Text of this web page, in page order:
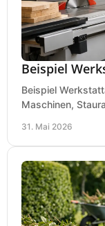
Beispiel
Beispiel
Maschinen,
31. Mai 2026